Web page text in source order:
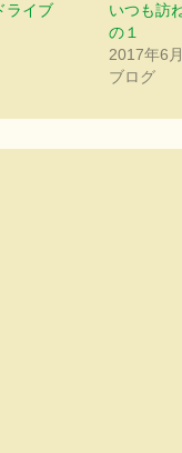
ライブ
いつも訪
の１
2017年6
ブログ